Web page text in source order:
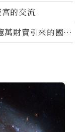
的交流
萬財寶引來的國際